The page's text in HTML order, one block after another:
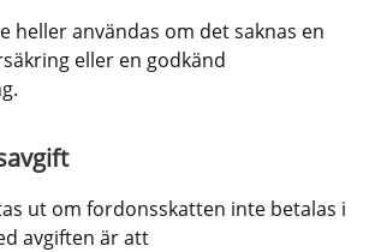
heller användas om det saknas en
eller en godkänd
ut om fordonsskatten inte betalas i
avgiften är att